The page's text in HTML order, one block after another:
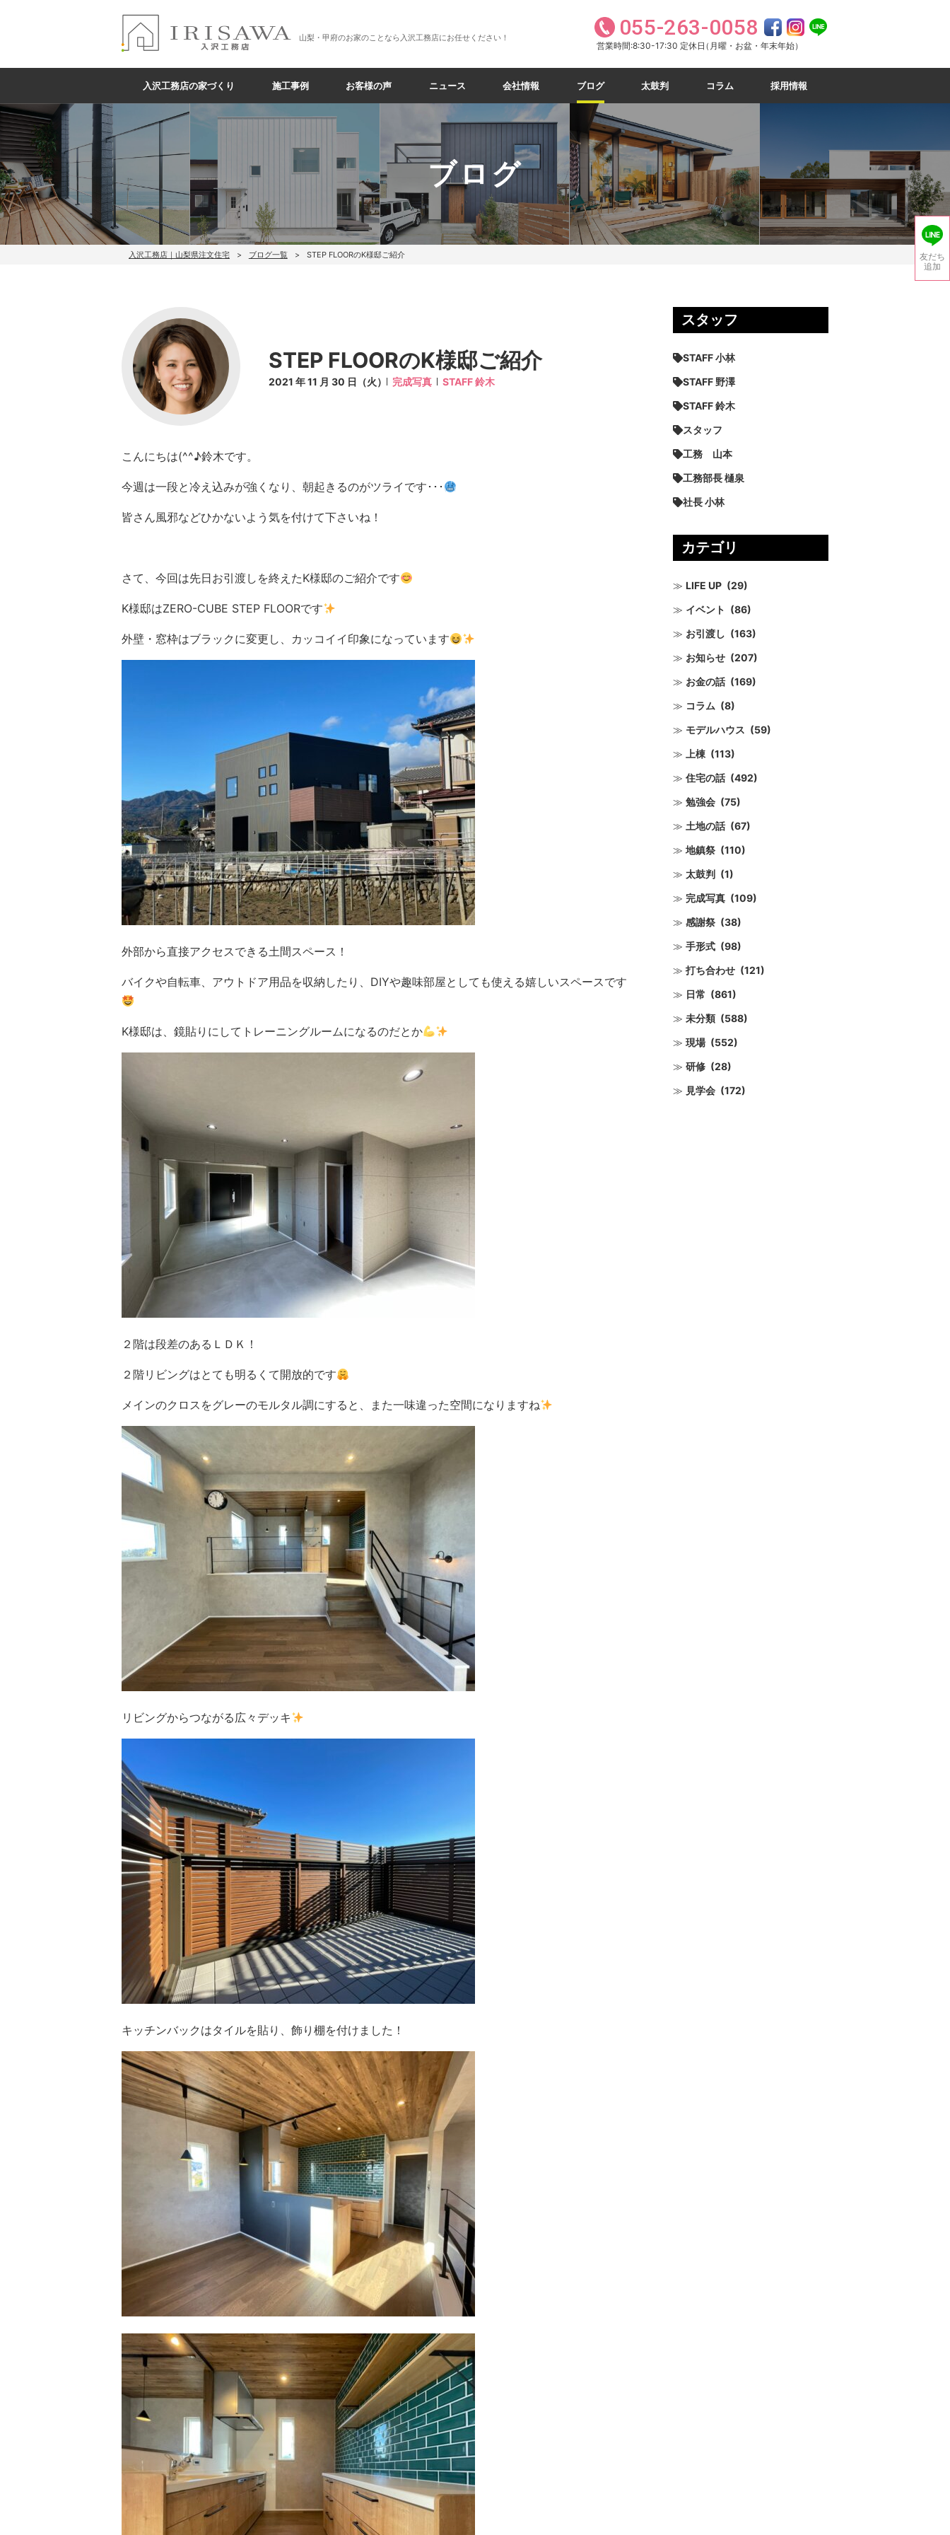
山梨・甲府のお家のことなら入沢工務店にお任せください！ 055-263-0058
営業時間:8:30-17:30 定休日（月曜・お盆・年末年始）
入沢工務店の家づくり 施工事例 お客様の声 ニュース 会社情報 ブログ 太鼓判 コラム 採用情報
ブログ
入沢工務店｜山梨県注文住宅 ブログ一覧 STEP FLOORのK様邸ご紹介
STEP FLOORのK様邸ご紹介
2021 年 11 月 30 日（火） 完成写真 STAFF 鈴木
こんにちは(^^♪鈴木です。
今週は一段と冷え込みが強くなり、朝起きるのがツライです･･･
皆さん風邪などひかないよう気を付けて下さいね！
さて、今回は先日お引渡しを終えたK様邸のご紹介です
K様邸はZERO-CUBE STEP FLOORです
外壁・窓枠はブラックに変更し、カッコイイ印象になっています
外部から直接アクセスできる土間スペース！
バイクや自転車、アウトドア用品を収納したり、DIYや趣味部屋としても使える嬉しいスペースです
K様邸は、鏡貼りにしてトレーニングルームになるのだとか
２階は段差のあるＬＤＫ！
２階リビングはとても明るくて開放的です
メインのクロスをグレーのモルタル調にすると、また一味違った空間になりますね
リビングからつながる広々デッキ
キッチンバックはタイルを貼り、飾り棚を付けました！
スタッフ
STAFF 小林
STAFF 野澤
STAFF 鈴木
スタッフ
工務 山本
工務部長 樋泉
社長 小林
カテゴリ
LIFE UP (29)
イベント (86)
お引渡し (163)
お知らせ (207)
お金の話 (169)
コラム (8)
モデルハウス (59)
上棟 (113)
住宅の話 (492)
勉強会 (75)
土地の話 (67)
地鎮祭 (110)
太鼓判 (1)
完成写真 (109)
感謝祭 (38)
手形式 (98)
打ち合わせ (121)
日常 (861)
未分類 (588)
現場 (552)
研修 (28)
見学会 (172)
友だち
追加